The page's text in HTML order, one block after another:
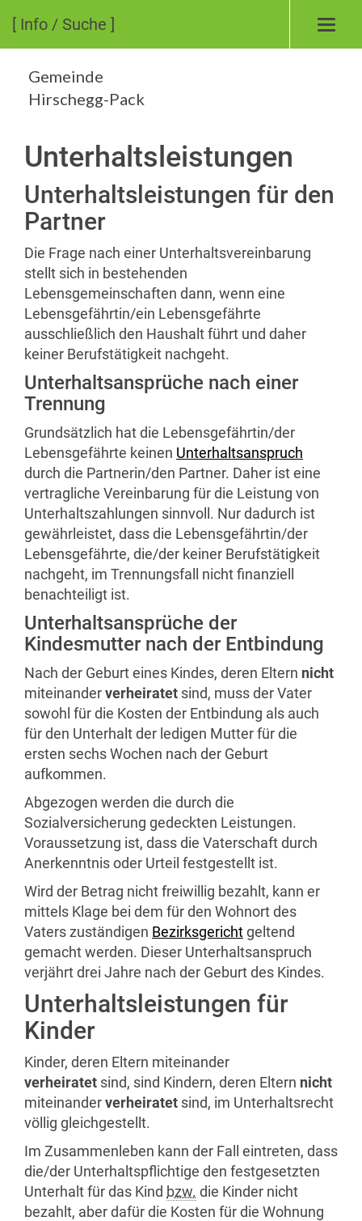
[ Info / Suche ]
Gemeinde
Hirschegg-Pack
Unterhaltsleistungen
Unterhaltsleistungen für den
Partner
Die Frage nach einer Unterhaltsvereinbarung
stellt sich in bestehenden
Lebensgemeinschaften dann, wenn eine
Lebensgefährtin/ein Lebensgefährte
ausschließlich den Haushalt führt und daher
keiner Berufstätigkeit nachgeht.
Unterhaltsansprüche nach einer
Trennung
Grundsätzlich hat die Lebensgefährtin/der
Lebensgefährte keinen Unterhaltsanspruch
durch die Partnerin/den Partner. Daher ist eine
vertragliche Vereinbarung für die Leistung von
Unterhaltszahlungen sinnvoll. Nur dadurch ist
gewährleistet, dass die Lebensgefährtin/der
Lebensgefährte, die/der keiner Berufstätigkeit
nachgeht, im Trennungsfall nicht finanziell
benachteiligt ist.
Unterhaltsansprüche der
Kindesmutter nach der Entbindung
Nach der Geburt eines Kindes, deren Eltern nicht
miteinanderverheiratet sind, muss der Vater
sowohl für die Kosten der Entbindung als auch
für den Unterhalt der ledigen Mutter für die
ersten sechs Wochen nach der Geburt
aufkommen.
Abgezogen werden die durch die
Sozialversicherung gedeckten Leistungen.
Voraussetzung ist, dass die Vaterschaft durch
Anerkenntnis oder Urteil festgestellt ist.
Wird der Betrag nicht freiwillig bezahlt, kann er
mittels Klage bei dem für den Wohnort des
Vaters zuständigen Bezirksgerichtgeltend
gemacht werden. Dieser Unterhaltsanspruch
verjährt drei Jahre nach der Geburt des Kindes.
Unterhaltsleistungen für
Kinder
Kinder, deren Eltern miteinander
verheiratet sind, sind Kindern, deren Eltern nicht
miteinanderverheiratet sind, im Unterhaltsrecht
völlig gleichgestellt.
Im Zusammenleben kann der Fall eintreten, dass
die/der Unterhaltspflichtige den festgesetzten
Unterhalt für das Kind bzw. die Kinder nicht
bezahlt, aber dafür die Kosten für die Wohnung